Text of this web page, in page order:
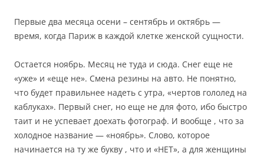
Первые два месяца осени – сентябрь и октябрь —
время, когда Париж в каждой клетке женской сущности.
Остается ноябрь. Месяц не туда и сюда. Снег еще не
«уже» и «еще не». Смена резины на авто. Не понятно,
что будет правильнее надеть с утра, «чертов гололед на
каблуках». Первый снег, но еще не для фото, ибо быстро
таит и не успевает доехать фотограф. И вообще , что за
холодное название — «ноябрь». Слово, которое
начинается на ту же букву , что и «НЕТ», а для женщины